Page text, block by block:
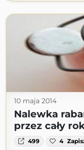
10 maja 2014
Nalewka
przez cały
499 4